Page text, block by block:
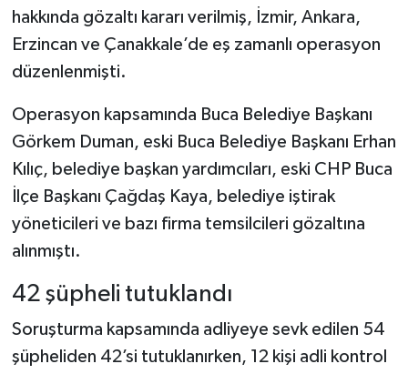
hakkında gözaltı kararı verilmiş, İzmir, Ankara,
Erzincan ve Çanakkale’de eş zamanlı operasyon
düzenlenmişti.
Operasyon kapsamında Buca Belediye Başkanı
Görkem Duman, eski Buca Belediye Başkanı Erhan
Kılıç, belediye başkan yardımcıları, eski CHP Buca
İlçe Başkanı Çağdaş Kaya, belediye iştirak
yöneticileri ve bazı firma temsilcileri gözaltına
alınmıştı.
42 şüpheli tutuklandı
Soruşturma kapsamında adliyeye sevk edilen 54
şüpheliden 42’si tutuklanırken, 12 kişi adli kontrol